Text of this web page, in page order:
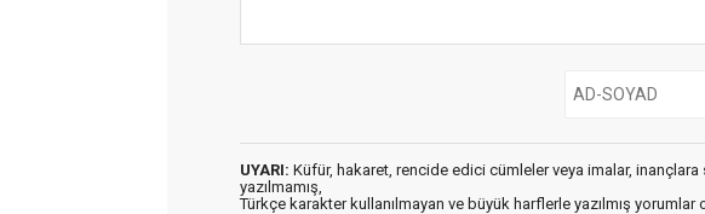
UYARI: Küfür, hakaret, rencide edici cümleler veya imalar, inançlara
yazılmamış,
Türkçe karakter kullanılmayan ve büyük harflerle yazılmış yorumlar